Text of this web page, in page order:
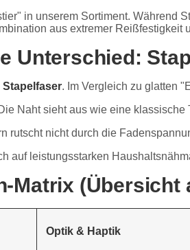
in unserem Sortiment. Während
aus extremer Reißfestigkeit
Unterschied:
Stapelfaser. Im Vergleich zu glatten
Naht sieht aus wie eine
rutscht nicht durch die
auf leistungsstarken
Matrix (Übersicht
Optik & Haptik